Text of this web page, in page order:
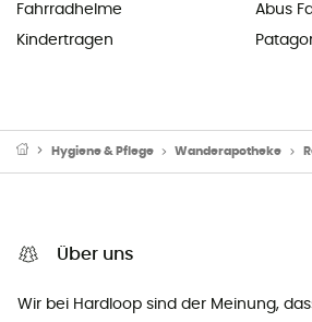
Fahrradhelme
Kindertragen
Abus
Hygiene & Pflege Wanderapotheke
Über uns
Wir bei Hardloop sind der Meinung,